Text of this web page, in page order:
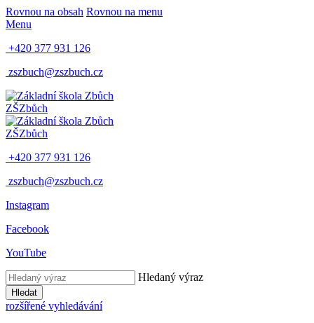
Rovnou na obsah Rovnou na menu
Menu
+420 377 931 126
zszbuch@zszbuch.cz
ZŠZbůch
ZŠZbůch
+420 377 931 126
zszbuch@zszbuch.cz
Instagram
Facebook
YouTube
Hledaný výraz
Hledat
rozšířené vyhledávání